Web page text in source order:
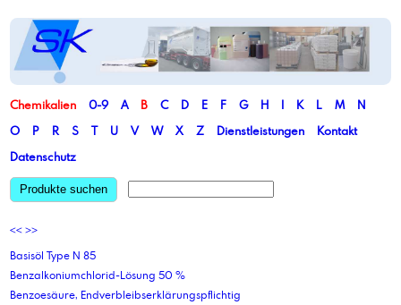
Chemikalien 0-9 A B C D E F G H I K L M
N
O
P R S T U V W X Z Dienstleistungen
Kontakt
Datenschutz
Produkte suchen
<< >>
Basisöl Type N 85
Benzalkoniumchlorid-Lösung 50 %
Benzoesäure, Endverbleibserklärungspflichtig